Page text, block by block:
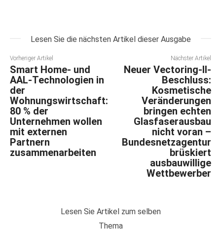
Lesen Sie die nächsten Artikel dieser Ausgabe
Vorheriger Artikel
Smart Home- und
AAL-Technologien in
der
Wohnungswirtschaft:
80 % der
Unternehmen wollen
mit externen
Partnern
zusammenarbeiten
Nächster Artikel
Neuer Vectoring-II-
Beschluss:
Kosmetische
Veränderungen
bringen echten
Glasfaserausbau
nicht voran –
Bundesnetzagentur
brüskiert
ausbauwillige
Wettbewerber
Lesen Sie Artikel zum selben
Thema